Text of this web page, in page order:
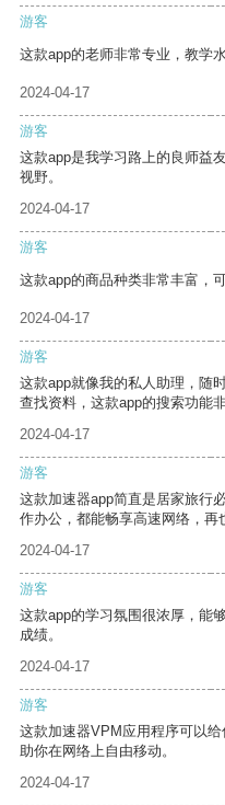
游客
这款app的老师非常专业，教学
2024-04-17
游客
这款app是我学习路上的良师益
视野。
2024-04-17
游客
这款app的商品种类非常丰富，
2024-04-17
游客
这款app就像我的私人助理，随
查找资料，这款app的搜索功能
2024-04-17
游客
这款加速器app简直是居家旅行
作办公，都能畅享高速网络，再
2024-04-17
游客
这款app的学习氛围很浓厚，能
成绩。
2024-04-17
游客
这款加速器VPM应用程序可以
助你在网络上自由移动。
2024-04-17